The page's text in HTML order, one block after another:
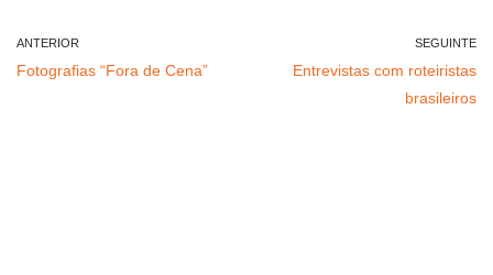
ANTERIOR
Fotografias “Fora de Cena”
SEGUINTE
Entrevistas com roteiristas
brasileiros